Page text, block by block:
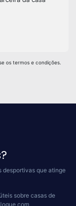
os termos e condições.
desportivas que atinge
sobre casas de
com